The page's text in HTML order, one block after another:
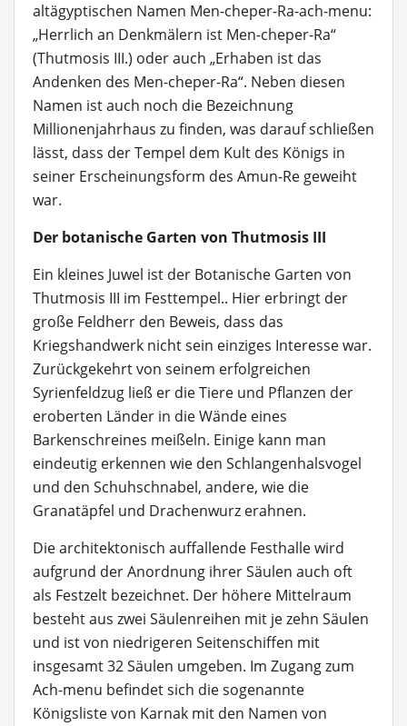
altägyptischen Namen Men-cheper-Ra-ach-menu:
„Herrlich an Denkmälern ist Men-cheper-Ra“
(Thutmosis III.) oder auch „Erhaben ist das
Andenken des Men-cheper-Ra“. Neben diesen
Namen ist auch noch die Bezeichnung
Millionenjahrhaus zu finden, was darauf schließen
lässt, dass der Tempel dem Kult des Königs in
seiner Erscheinungsform des Amun-Re geweiht
war.
Der botanische Garten von Thutmosis III
Ein kleines Juwel ist der Botanische Garten von
Thutmosis III im Festtempel.. Hier erbringt der
große Feldherr den Beweis, dass das
Kriegshandwerk nicht sein einziges Interesse war.
Zurückgekehrt von seinem erfolgreichen
Syrienfeldzug ließ er die Tiere und Pflanzen der
eroberten Länder in die Wände eines
Barkenschreines meißeln. Einige kann man
eindeutig erkennen wie den Schlangenhalsvogel
und den Schuhschnabel, andere, wie die
Granatäpfel und Drachenwurz erahnen.
Die architektonisch auffallende Festhalle wird
aufgrund der Anordnung ihrer Säulen auch oft
als Festzelt bezeichnet. Der höhere Mittelraum
besteht aus zwei Säulenreihen mit je zehn Säulen
und ist von niedrigeren Seitenschiffen mit
insgesamt 32 Säulen umgeben. Im Zugang zum
Ach-menu befindet sich die sogenannte
Königsliste von Karnak mit den Namen von